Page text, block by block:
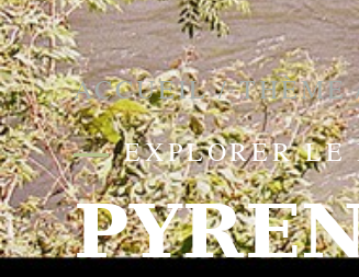
ACCUEIL/THÈME
EXPLORER